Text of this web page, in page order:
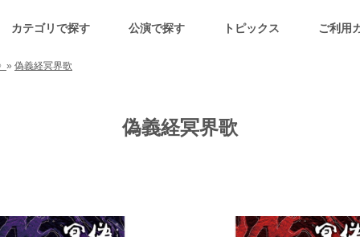
カテゴリで探す 公演で探す トピックス ご利用
» 偽義経冥界歌
偽義経冥界歌